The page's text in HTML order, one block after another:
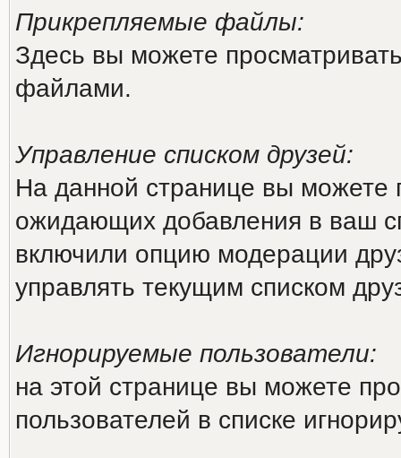
Прикрепляемые файлы:
Здесь вы можете
файлами.
Управление списком друзей:
На данной странице вы можете
ожидающих добавления в ваш
включили опцию модерации
управлять текущим списком
Игнорируемые пользователи:
на этой странице вы можете
пользователей в списке